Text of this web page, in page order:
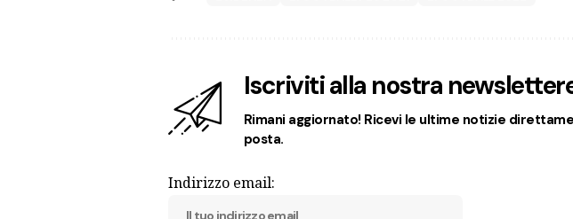
Iscriviti alla nostra
Rimani aggiornato! Ricevi le ultime notizie
posta.
Indirizzo email: